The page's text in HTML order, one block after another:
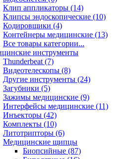
Клип аппликаторы (14)
Клипсы эндоскопические (10)
Кодировщики (4)
Контейнеры медицинские (13)
Все товары категории...
инструменты
Thunderbeat (7)
Видеотелескопы (8)
Другие инструменты (24)
Загубники (5)
Зажимы медицинские (9)
Интерфейсы медицинские (11)
Инъекторы (42)
Комплекты (10)
Литотрипторы (6)
Медицинские щипцы
Биопсийные (87)